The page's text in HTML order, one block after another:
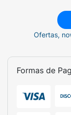
Ofertas,
Formas de